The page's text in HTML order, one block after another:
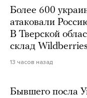
Более 600
атаковали
В Тверской
склад
13 часов назад
Бывшего посла